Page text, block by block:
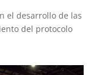
el desarrollo de las
del protocolo